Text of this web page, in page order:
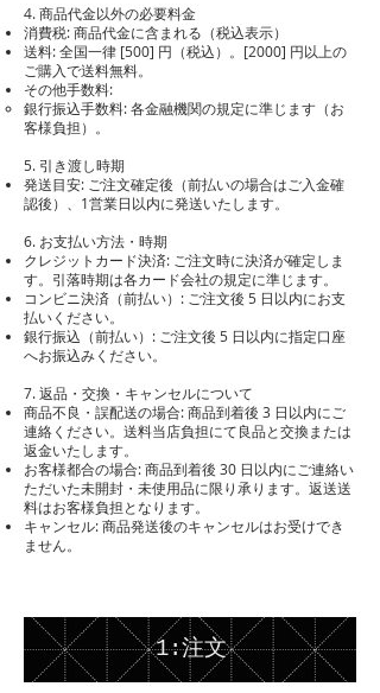
4. 商品代金以外の必要料金
消費税: 商品代金に含まれる（税込表示）
送料: 全国一律 [500] 円（税込）。[2000] 円以上の
ご購入で送料無料。
その他手数料:​
銀行振込手数料: 各金融機関の規定に準じます（お
客様負担）。
5. 引き渡し時期
発送目安: ご注文確定後（前払いの場合はご入金確
認後）、1営業日以内に発送いたします。
6. お支払い方法・時期
クレジットカード決済: ご注文時に決済が確定しま
す。引落時期は各カード会社の規定に準じます。
コンビニ決済（前払い）: ご注文後 5 日以内にお支
払いください。
銀行振込（前払い）: ご注文後 5 日以内に指定口座
へお振込みください。
7. 返品・交換・キャンセルについて
商品不良・誤配送の場合: 商品到着後 3 日以内にご
連絡ください。送料当店負担にて良品と交換または
返金いたします。
お客様都合の場合: 商品到着後 30 日以内にご連絡い
ただいた未開封・未使用品に限り承ります。返送送
料はお客様負担となります。
キャンセル: 商品発送後のキャンセルはお受けでき
ません。
1:注文